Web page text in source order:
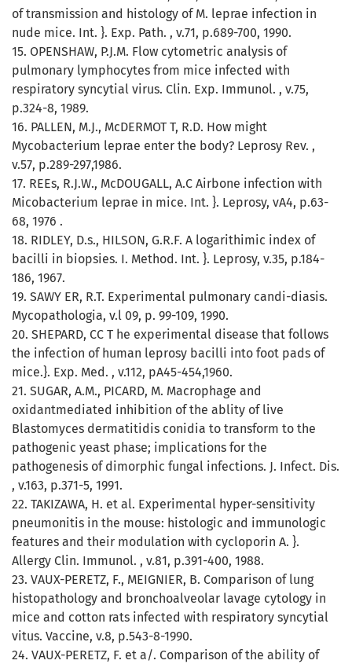
of transmission and histology of M. leprae infection in
nude mice. Int. }. Exp. Path. , v.71, p.689-700, 1990.
15. OPENSHAW, P.J.M. Flow cytometric analysis of
pulmonary lymphocytes from mice infected with
respiratory syncytial virus. Clin. Exp. Immunol. , v.75,
p.324-8, 1989.
16. PALLEN, M.J., McDERMOT T, R.D. How might
Mycobacterium leprae enter the body? Leprosy Rev. ,
v.57, p.289-297,1986.
17. REEs, R.J.W., McDOUGALL, A.C Airbone infection with
Micobacterium leprae in mice. Int. }. Leprosy, vA4, p.63-
68, 1976 .
18. RIDLEY, D.s., HILSON, G.R.F. A logarithimic index of
bacilli in biopsies. I. Method. Int. }. Leprosy, v.35, p.184-
186, 1967.
19. SAWY ER, R.T. Experimental pulmonary candi-diasis.
Mycopathologia, v.l 09, p. 99-109, 1990.
20. SHEPARD, CC T he experimental disease that follows
the infection of human leprosy bacilli into foot pads of
mice.}. Exp. Med. , v.112, pA45-454,1960.
21. SUGAR, A.M., PICARD, M. Macrophage and
oxidantmediated inhibition of the ablity of live
Blastomyces dermatitidis conidia to transform to the
pathogenic yeast phase; implications for the
pathogenesis of dimorphic fungal infections. J. Infect. Dis.
, v.163, p.371-5, 1991.
22. TAKIZAWA, H. et al. Experimental hyper-sensitivity
pneumonitis in the mouse: histologic and immunologic
features and their modulation with cycloporin A. }.
Allergy Clin. Immunol. , v.81, p.391-400, 1988.
23. VAUX-PERETZ, F., MEIGNIER, B. Comparison of lung
histopathology and bronchoalveolar lavage cytology in
mice and cotton rats infected with respiratory syncytial
vitus. Vaccine, v.8, p.543-8-1990.
24. VAUX-PERETZ, F. et a/. Comparison of the ability of